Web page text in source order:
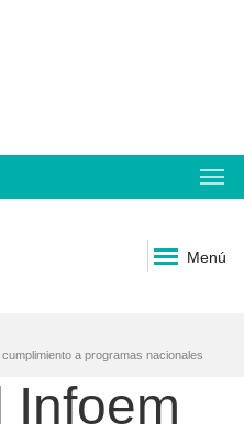
Menú
a programas nacionales
Infoem